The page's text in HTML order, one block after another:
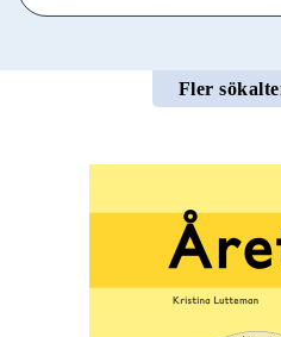
Fler